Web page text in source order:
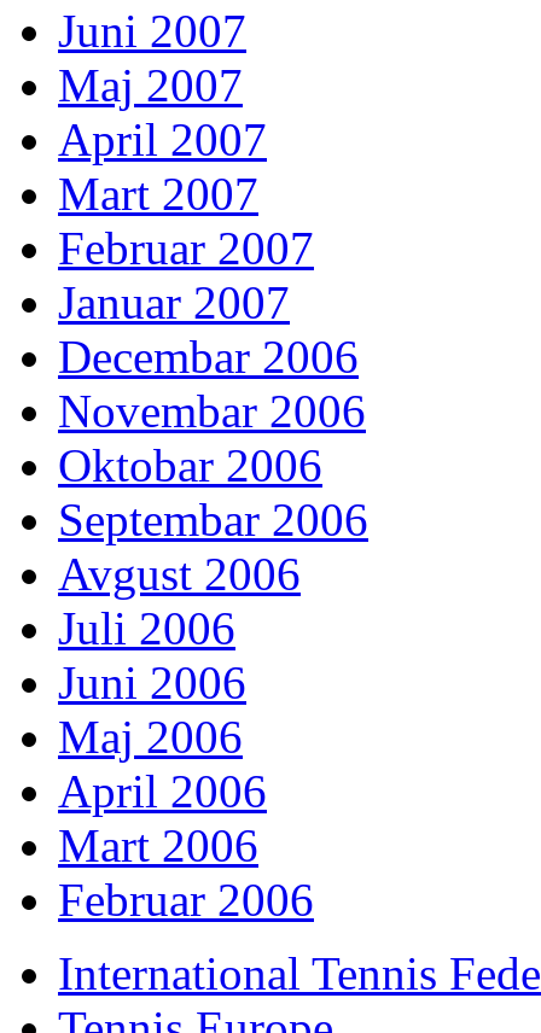
Juni 2007
Maj 2007
April 2007
Mart 2007
Februar 2007
Januar 2007
Decembar 2006
Novembar 2006
Oktobar 2006
Septembar 2006
Avgust 2006
Juli 2006
Juni 2006
Maj 2006
April 2006
Mart 2006
Februar 2006
International Tennis